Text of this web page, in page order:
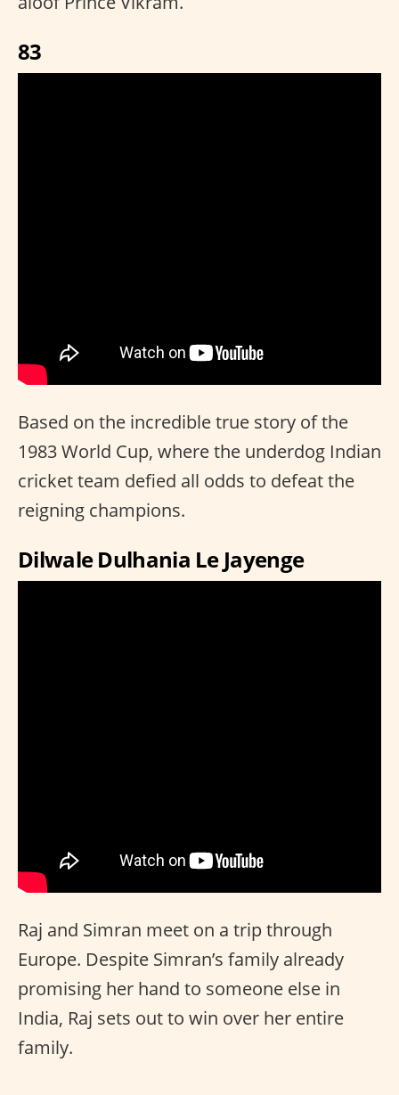
83
Based on the incredible true story of the
1983 World Cup, where the underdog Indian
cricket team defied all odds to defeat the
reigning champions.
Dilwale Dulhania Le Jayenge
Raj and Simran meet on a trip through
Europe. Despite Simran’s family already
promising her hand to someone else in
India, Raj sets out to win over her entire
family.